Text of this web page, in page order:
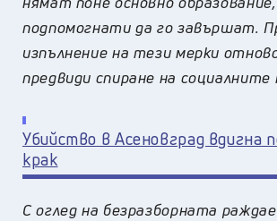
подпомогнати да го завършат.
изпълнение на тези мерки
предвиди спиране на
Убийство в Асеновград вдигна
крак
С оглед на безразборната